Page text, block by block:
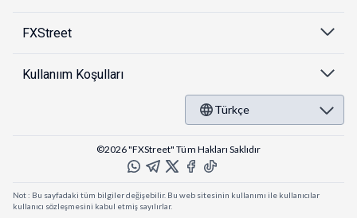
FXStreet
Kullanıım Koşulları
Türkçe
©2026 "FXStreet" Tüm Hakları Saklıdır
Not : Bu sayfadaki tüm bilgiler değişebilir. Bu web sitesinin kullanımı ile kullanıcılar
kullanıcı sözleşmesini kabul etmiş sayılırlar.